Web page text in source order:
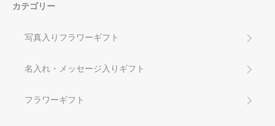
カテゴリー
写真入りフラワーギフト
名入れ・メッセージ入りギフト
フラワーギフト